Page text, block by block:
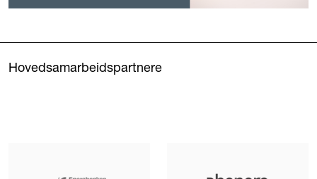
Hovedsamarbeidspartnere